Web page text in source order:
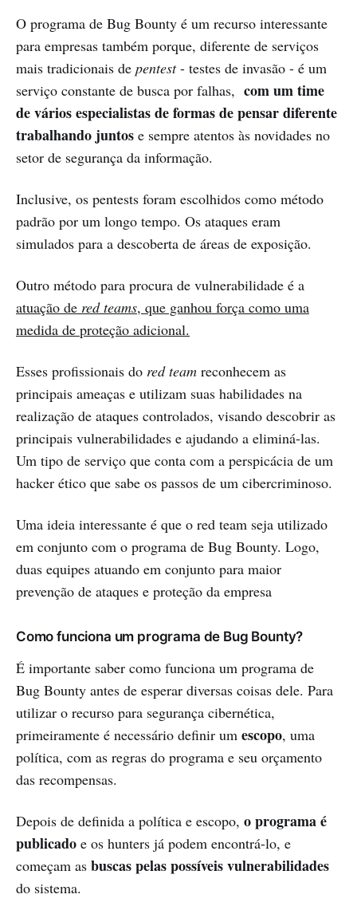
O programa de Bug Bounty é um recurso interessante
para empresas também porque, diferente de serviços
mais tradicionais de pentest- testes de invasão - é um
serviço constante de busca por falhas, com um time
de vários especialistas de formas de pensar diferente
trabalhando juntos e sempre atentos às novidades no
setor de segurança da informação.
Inclusive, os pentests foram escolhidos como método
padrão por um longo tempo. Os ataques eram
simulados para a descoberta de áreas de exposição.
Outro método para procura de vulnerabilidade é a
atuação de red teams, que ganhou força como uma
medida de proteção adicional.
Esses profissionais do red team reconhecem as
principais ameaças e utilizam suas habilidades na
realização de ataques controlados, visando descobrir as
principais vulnerabilidades e ajudando a eliminá-las.
Um tipo de serviço que conta com a perspicácia de um
hacker ético que sabe os passos de um cibercriminoso.
Uma ideia interessante é que o red team seja utilizado
em conjunto com o programa de Bug Bounty. Logo,
duas equipes atuando em conjunto para maior
prevenção de ataques e proteção da empresa
Como funciona um programa de Bug Bounty?
É importante saber como funciona um programa de
Bug Bounty antes de esperar diversas coisas dele. Para
utilizar o recurso para segurança cibernética,
primeiramente é necessário definir um escopo, uma
política, com as regras do programa e seu orçamento
das recompensas.
Depois de definida a política e escopo, o programa é
publicado e os hunters já podem encontrá-lo, e
começam as buscas pelas possíveis vulnerabilidades
do sistema.